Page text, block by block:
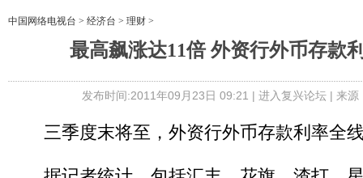
中国网络电视台 > 经济台 > 理财 >
最高飙涨达11倍 外资行外币存款
发布时间:2011年09月23日 09:21 | 进入复兴论坛| 来源
三季度末将至，外资行外币存款利率全